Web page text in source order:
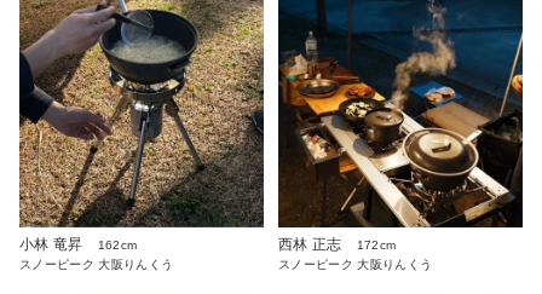
小林 竜昇
162cm
スノーピーク 大阪りんくう
西林 正志
172cm
スノーピーク 大阪りんくう